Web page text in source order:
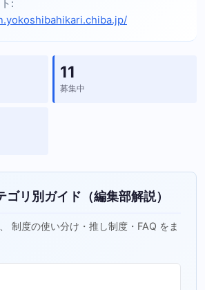
:
11
募集中
ゴリ別ガイド（編集部解説）
制度の使い分け・推し制度・FAQ をま